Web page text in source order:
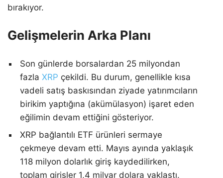
bırakıyor.
Gelişmelerin Arka Planı
Son günlerde borsalardan 25 milyondan
fazla XRP çekildi. Bu durum, genellikle kısa
vadeli satış baskısından ziyade yatırımcıların
birikim yaptığına (akümülasyon) işaret eden
eğilimin devam ettiğini gösteriyor.
XRP bağlantılı ETF ürünleri sermaye
çekmeye devam etti. Mayıs ayında yaklaşık
118 milyon dolarlık giriş kaydedilirken,
toplam girişler 1,4 milyar dolara yaklaştı.